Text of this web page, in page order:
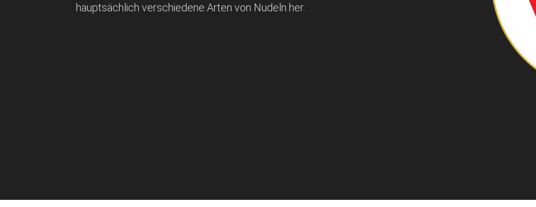
hauptsächlich verschiedene Arten von Nudeln her.